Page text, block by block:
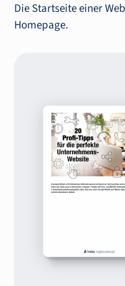
Die Startseite einer
Homepage.